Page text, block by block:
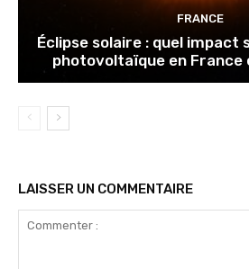
FRANCE
Éclipse solaire : quel impact
photovoltaïque en France
LAISSER UN COMMENTAIRE